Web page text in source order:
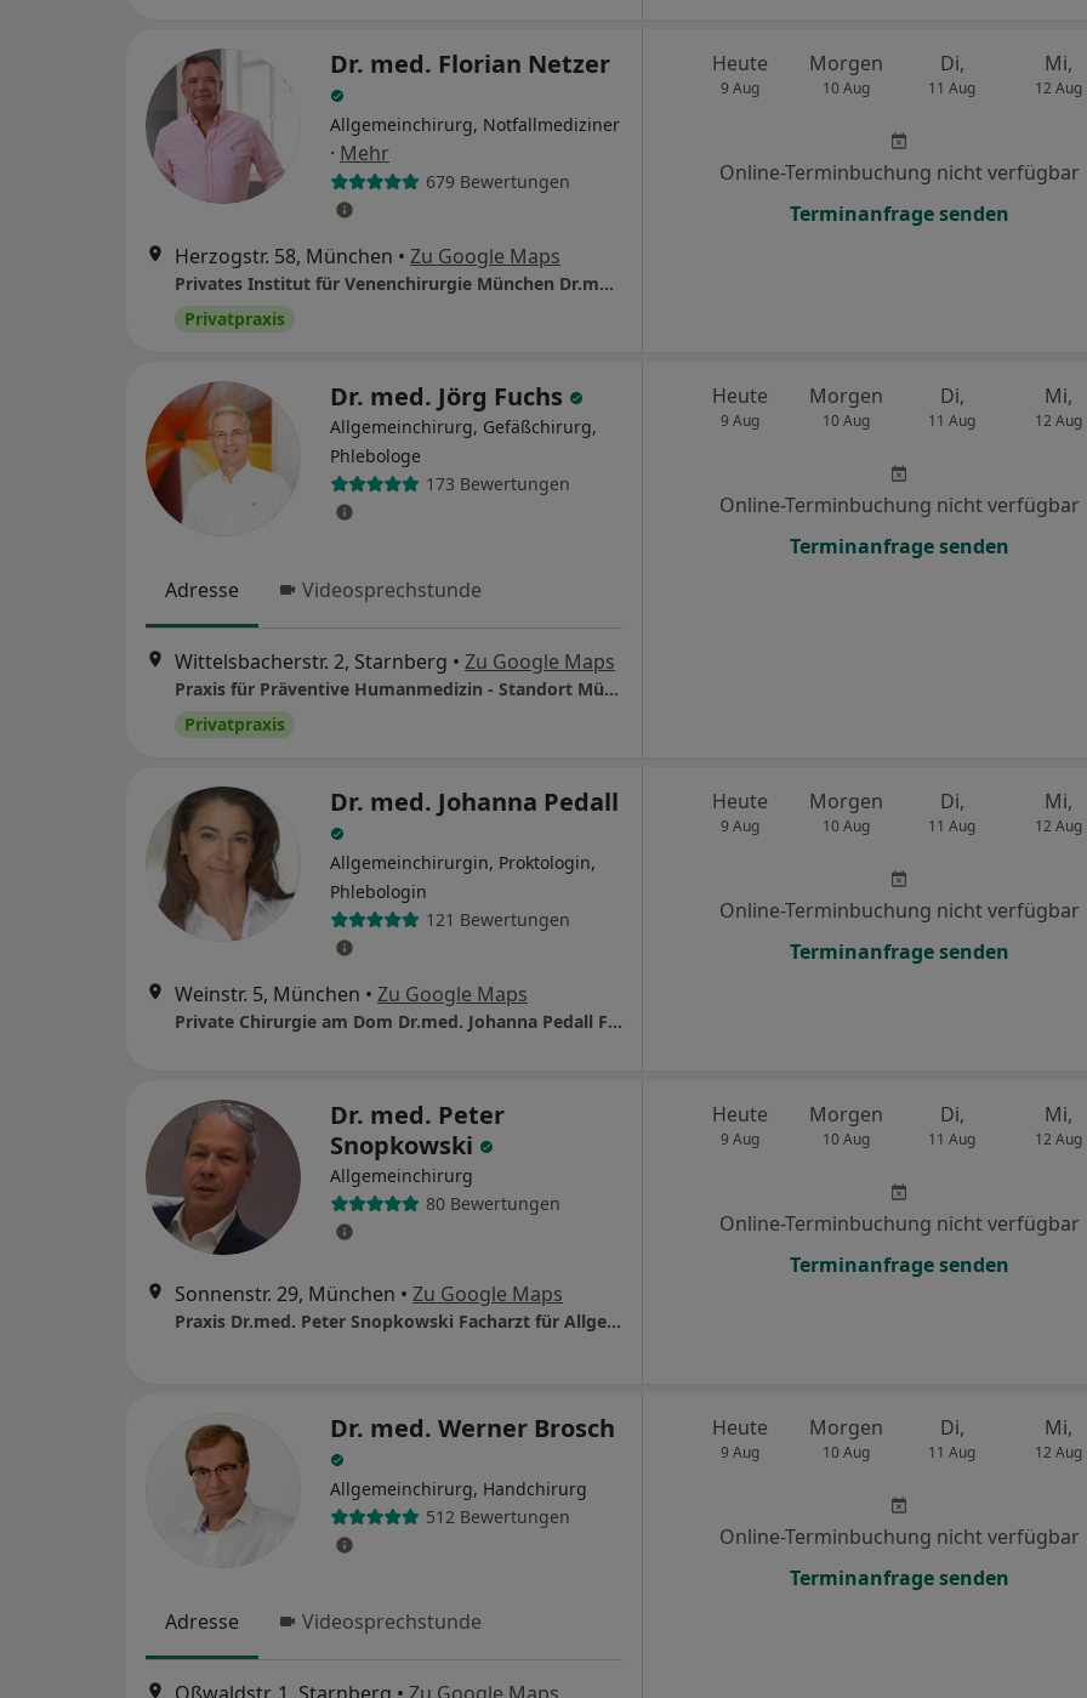
Dr. med. Florian Netzer
Allgemeinchirurg, Notfallmediziner
· Mehr
679 Bewertungen
Herzogstr. 58, München • Zu Google Maps
Privates Institut für Venenchirurgie München Dr.med. Florian J. Netzer Facharzt für Allgem. Chirurgie
Privatpraxis
Heute
9 Aug
Morgen
10 Aug
Di,
11 Aug
Mi,
12 Aug
Online-Terminbuchung nicht verfügbar
Terminanfrage senden
Dr. med. Jörg Fuchs
Allgemeinchirurg, Gefäßchirurg,
Phlebologe
173 Bewertungen
Adresse Videosprechstunde
Wittelsbacherstr. 2, Starnberg • Zu Google Maps
Praxis für Präventive Humanmedizin - Standort München Dr. Jörg Fuchs
Privatpraxis
Heute
9 Aug
Morgen
10 Aug
Di,
11 Aug
Mi,
12 Aug
Online-Terminbuchung nicht verfügbar
Terminanfrage senden
Dr. med. Johanna Pedall
Allgemeinchirurgin, Proktologin,
Phlebologin
121 Bewertungen
Weinstr. 5, München • Zu Google Maps
Private Chirurgie am Dom Dr.med. Johanna Pedall Fachärztin f. Allgem.Chirurgie
Heute
9 Aug
Morgen
10 Aug
Di,
11 Aug
Mi,
12 Aug
Online-Terminbuchung nicht verfügbar
Terminanfrage senden
Dr. med. Peter
Snopkowski
Allgemeinchirurg
80 Bewertungen
Sonnenstr. 29, München • Zu Google Maps
Praxis Dr.med. Peter Snopkowski Facharzt für Allgem. Chirurgie
Heute
9 Aug
Morgen
10 Aug
Di,
11 Aug
Mi,
12 Aug
Online-Terminbuchung nicht verfügbar
Terminanfrage senden
Dr. med. Werner Brosch
Allgemeinchirurg, Handchirurg
512 Bewertungen
Adresse Videosprechstunde
Heute
9 Aug
Morgen
10 Aug
Di,
11 Aug
Mi,
12 Aug
Online-Terminbuchung nicht verfügbar
Terminanfrage senden